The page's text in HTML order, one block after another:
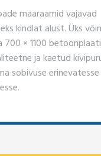
maaraamid vajavad
kindlat alust. Üks
700 × 1100
ja kaetud
sobivuse erinevatesse